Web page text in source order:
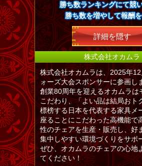
勝ち数ランキングにて競
勝ち数を増やして報酬
詳細を隠す
株式会社オカムラ
株式会社オカムラは、2025年
ォーズ大会スポンサーに参画し
創業80周年を迎えるオカムラは
こだわり、「よい品は結局おト
標榜する日本を代表する家具メ
座ることにこだわった高機能で
性のチェアを生産・販売し、好
集中しやすい環境づくりをサポ
ぜひ、オカムラのチェアの心地
てください！